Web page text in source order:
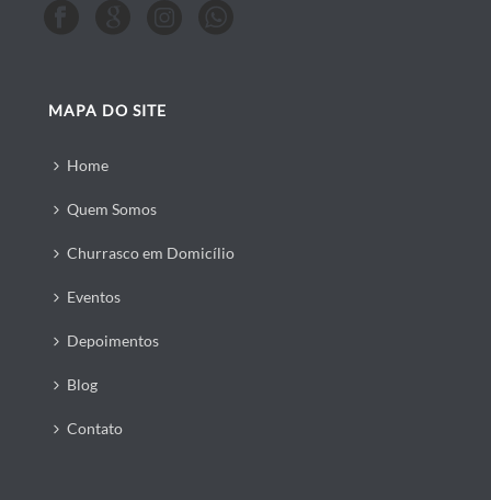
MAPA DO SITE
Home
Quem Somos
Churrasco em Domicílio
Eventos
Depoimentos
Blog
Contato